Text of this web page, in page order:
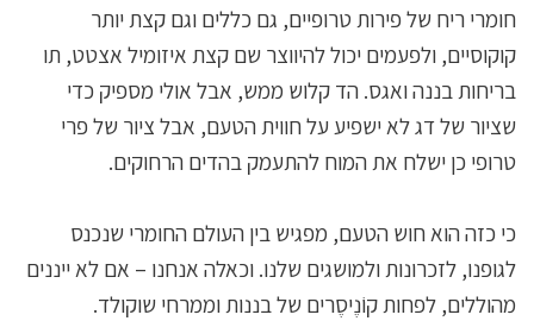
חומרי ריח של פירות טרופיים, גם כללים וגם קצת יותר
קוקוסיים, ולפעמים יכול להיווצר שם קצת איזומיל אצטט, תו
בריחות בננה ואגס. הד קלוש ממש, אבל אולי מספיק כדי
שציור של דג לא ישפיע על חווית הטעם, אבל ציור של פרי
טרופי כן ישלח את המוח להתעמק בהדים הרחוקים.
כי כזה הוא חוש הטעם, מפגיש בין העולם החומרי שנכנס
לגופנו, לזכרונות ולמושגים שלנו. וכאלה אנחנו – אם לא ייננים
מהוללים, לפחות קוֹנֶיסֶרים של בננות וממרחי שוקולד.